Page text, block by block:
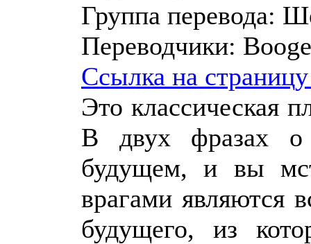
Группа перевода:
Переводчики:
Ссылка на
Это классическая
В двух фразах о
будущем, и вы
врагами являются
будущего, из